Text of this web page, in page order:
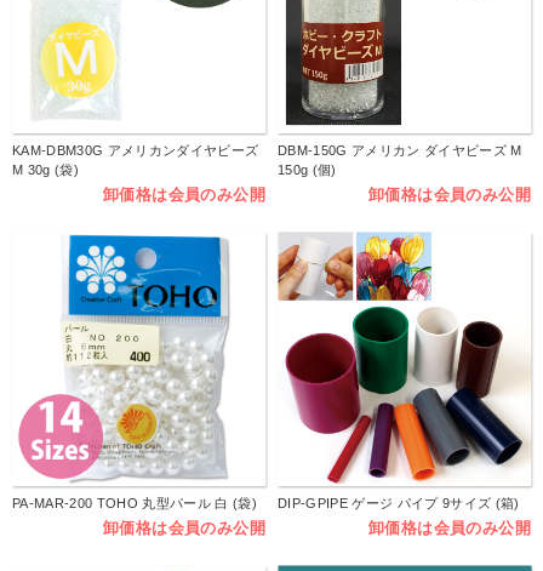
KAM-DBM30G アメリカンダイヤビーズ
M 30g (袋)
卸価格は会員のみ公開
DBM-150G アメリカン ダイヤビーズ M
150g (個)
卸価格は会員のみ公開
PA-MAR-200 TOHO 丸型パール 白 (袋)
卸価格は会員のみ公開
DIP-GPIPE ゲージ パイプ 9サイズ (箱)
卸価格は会員のみ公開